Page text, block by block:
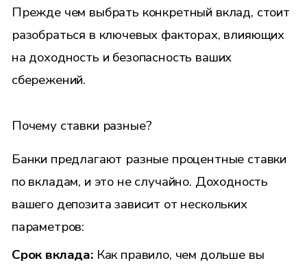
Прежде чем выбрать конкретный вклад, стоит
разобраться в ключевых факторах, влияющих
на доходность и безопасность ваших
сбережений.
Почему ставки разные?
Банки предлагают разные процентные ставки
по вкладам, и это не случайно. Доходность
вашего депозита зависит от нескольких
параметров:
Срок вклада: Как правило, чем дольше вы